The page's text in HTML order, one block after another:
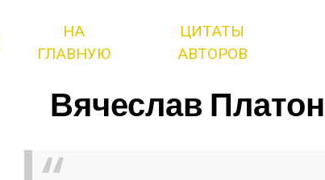
НА
ГЛАВНУЮ
ЦИТАТЫ
АВТОРОВ
Вячеслав